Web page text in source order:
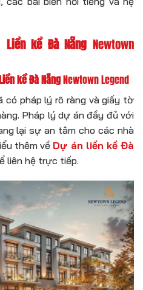
Liền kề Đà Nẵng Newtown
kề Đà NẵngNewtown Legend
có pháp lý rõ ràng và giấy tờ
Pháp lý dự án đầy đủ với
lại sự an tâm cho các nhà
thêm về Dự án liền kề Đà
liên hệ trực tiếp.